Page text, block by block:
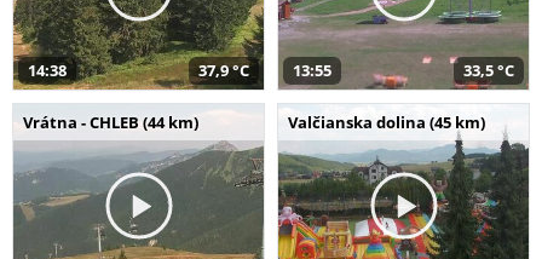
14:38 37,9 °C 13:55 33,5 °C
Vrátna - CHLEB (44 km) Valčianska dolina (45 km)